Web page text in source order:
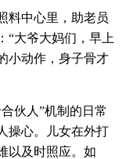
料中心里，助老员
“大爷大妈们，早上
小动作，身子骨才
伙人”机制的日常
操心。儿女在外打
以及时照应。如